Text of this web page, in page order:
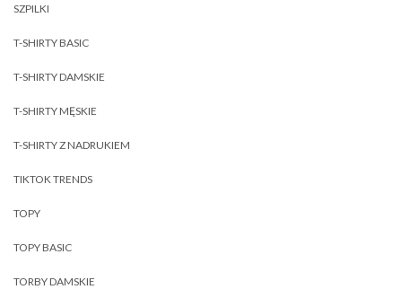
SZPILKI
T-SHIRTY BASIC
T-SHIRTY DAMSKIE
T-SHIRTY MĘSKIE
T-SHIRTY Z NADRUKIEM
TIKTOK TRENDS
TOPY
TOPY BASIC
TORBY DAMSKIE